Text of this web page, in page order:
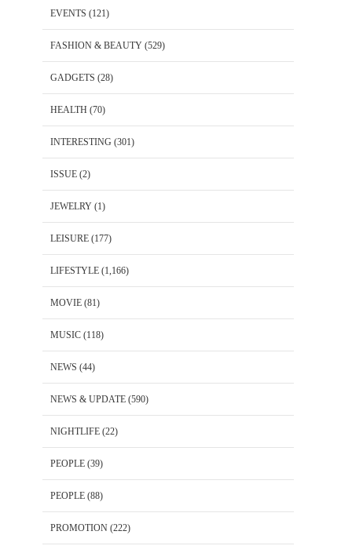
EVENTS (121)
FASHION & BEAUTY (529)
GADGETS (28)
HEALTH (70)
INTERESTING (301)
ISSUE (2)
JEWELRY (1)
LEISURE (177)
LIFESTYLE (1,166)
MOVIE (81)
MUSIC (118)
NEWS (44)
NEWS & UPDATE (590)
NIGHTLIFE (22)
PEOPLE (39)
PEOPLE (88)
PROMOTION (222)